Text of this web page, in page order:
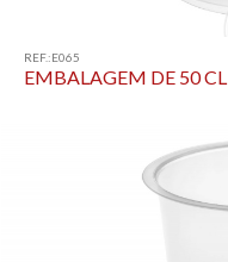
REF.:E065
EMBALAGEM DE 50 CL